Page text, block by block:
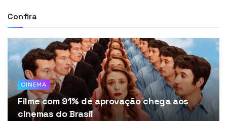
Confira
CINEMA
Filme com 91% de aprovação chega aos
cinemas do Brasil